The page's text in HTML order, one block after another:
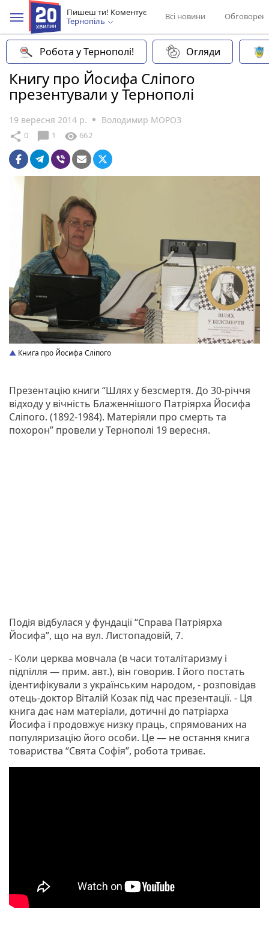
Пишеш ти! Коментує
Тернопіль
Всі новини
Робота у Тернополі! Огляди
Книгу про Йосифа Сліпого
презентували у Тернополі
19 вересня 2014 р. Володимир МОРОЗ
share 0 chat_bubble 1 visibility 662
Книга про Йосифа Сліпого
Презентацію книги “Шлях у безсмертя. До 30-річчя
відходу у вічність Блаженнішого Патріярха Йосифа
Сліпого. (1892-1984). Матеріяли про смерть та
похорон” провели у Тернополі 19 вересня.
Подія відбулася у фундації “Справа Патріярха
Йосифа”, що на вул. Листопадовій, 7.
- Коли церква мовчала (в часи тоталітаризму і
підпілля — прим. авт.), він говорив. І його постать
ідентифікували з українським народом, - розповідав
отець-доктор Віталій Козак під час презентації. - Ця
книга дає нам матеріали, дотичні до патріарха
Йосифа і продовжує низку праць, спрямованих на
популяризацію його особи. Це — не остання книга
товариства “Свята Софія”, робота триває.